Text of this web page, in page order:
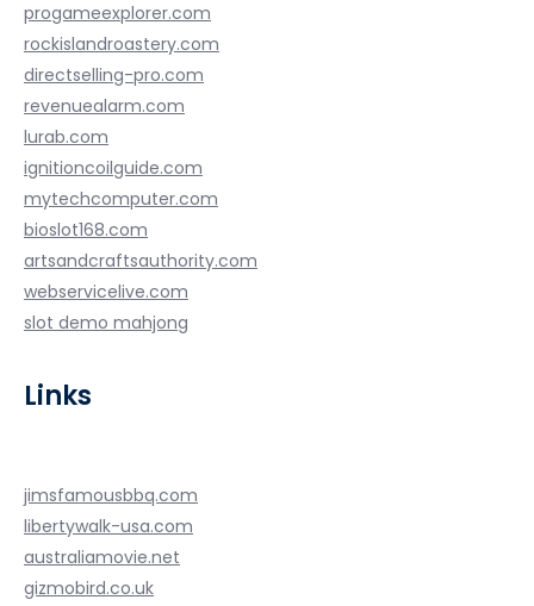
progameexplorer.com
rockislandroastery.com
directselling-pro.com
revenuealarm.com
lurab.com
ignitioncoilguide.com
mytechcomputer.com
bioslot168.com
artsandcraftsauthority.com
webservicelive.com
slot demo mahjong
Links
jimsfamousbbq.com
libertywalk-usa.com
australiamovie.net
gizmobird.co.uk